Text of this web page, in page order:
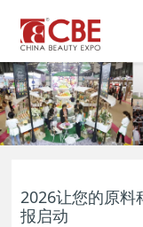
2026让您的原料
报启动